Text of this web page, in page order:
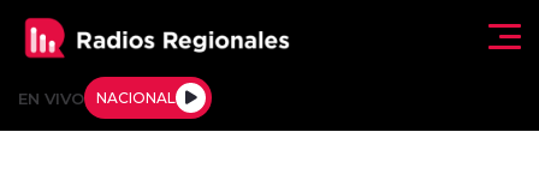
EN VIVO NACIONAL